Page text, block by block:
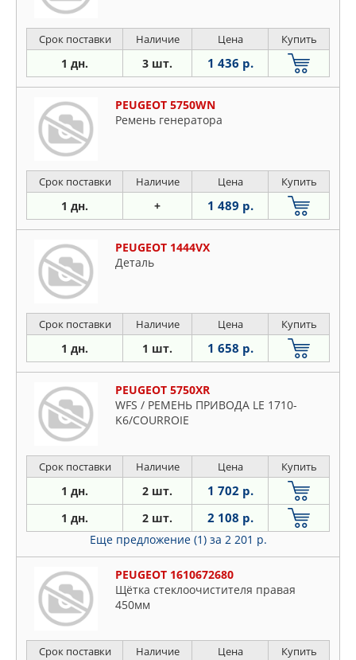
Срок поставки Наличие Цена Купить
1 дн. 3 шт. 1 436 р.
PEUGEOT 5750WN
Ремень генератора
Срок поставки Наличие Цена Купить
1 дн. + 1 489 р.
PEUGEOT 1444VX
Деталь
Срок поставки Наличие Цена Купить
1 дн. 1 шт. 1 658 р.
PEUGEOT 5750XR
WFS / РЕМЕНЬ ПРИВОДА LE 1710-
K6/COURROIE
Срок поставки Наличие Цена Купить
1 дн. 2 шт. 1 702 р.
1 дн. 2 шт. 2 108 р.
Еще предложение (1) за 2 201 р.
PEUGEOT 1610672680
Щётка стеклоочистителя правая
450мм
Срок поставки Наличие Цена Купить